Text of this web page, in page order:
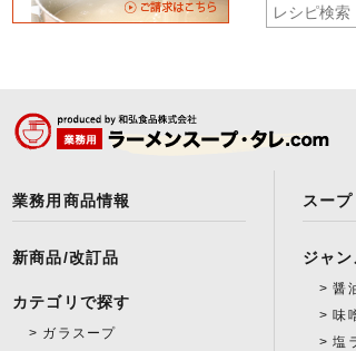
業務用商品情報
新商品/改訂品
カテゴリで探す
ガラスープ
スー
ジャ
醤
味
塩